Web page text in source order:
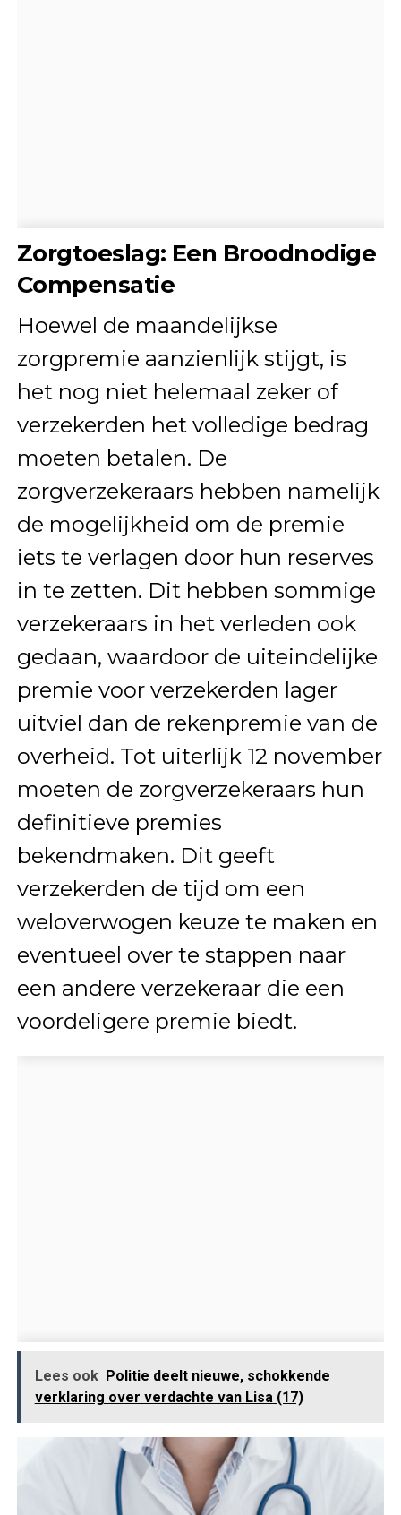
Zorgtoeslag: Een Broodnodige
Compensatie
Hoewel de maandelijkse
zorgpremie aanzienlijk stijgt, is
het nog niet helemaal zeker of
verzekerden het volledige bedrag
moeten betalen. De
zorgverzekeraars hebben namelijk
de mogelijkheid om de premie
iets te verlagen door hun reserves
in te zetten. Dit hebben sommige
verzekeraars in het verleden ook
gedaan, waardoor de uiteindelijke
premie voor verzekerden lager
uitviel dan de rekenpremie van de
overheid. Tot uiterlijk 12 november
moeten de zorgverzekeraars hun
definitieve premies
bekendmaken. Dit geeft
verzekerden de tijd om een
weloverwogen keuze te maken en
eventueel over te stappen naar
een andere verzekeraar die een
voordeligere premie biedt.
Lees ook Politie deelt nieuwe, schokkende
verklaring over verdachte van Lisa (17)